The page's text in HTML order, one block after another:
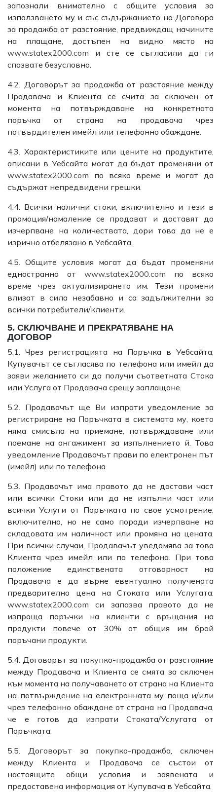
запознали внимателно с общите условия за
използването му и със съдържанието на Договора
за продажба от разстояние, предвиждащ начините
на плащане, достъпен на видно място на
www.statex2000.com и сте се съгласили да ги
спазвате безусловно.
4.2. Договорът за продажба от разстояние между
Продавача и Kлиента се счита за сключен от
момента на потвърждаване на конкретната
поръчка от страна на продавача чрез
потвърдителен имейл или телефонно обаждане.
4.3. Характеристиките или цените на продуктите,
описани в Уебсайта могат да бъдат промeняни от
www.statex2000.com по всяко време и могат да
съдържат непредвидени грешки.
4.4. Всички налични стоки, включително и тези в
промоция/намaление се продават и доставят до
изчерпване на количествата, дори това да не е
изрично отбелязано в Уебсайта.
4.5. Общите условия могат да бъдат променяни
едностранно от www.statex2000.com по всяко
време чрез актуализирането им. Тези промени
влизат в сила незабавно и са задължителни за
всички потребители/клиенти.
5. СКЛЮЧВАНЕ И ПРЕКРАТЯВАНЕ НА
ДОГОВОР
5.1. Чрез регистрацията на Поръчка в Уебсайта,
Купувачът се съгласява по телефона или имейл да
заяви желанието си да получи съответната Стока
или Услуга от Продавача срещу заплащане.
5.2. Продавачът ще Ви изпрати уведомление за
регистриране на Поръчката в системата му, което
няма смисъла на приемане, потвърждаване или
поемане на ангажимент за изпълнението й. Това
уведомление Продавачът прави по електронен път
(имейл) или по телефона.
5.3. Продавачът има правото да не достави част
или всички Стоки или да не изпълни част или
всички Услуги от Поръчката по свое усмотрение,
включително, но не само поради изчерпване на
складовата им наличност или промяна на цената.
При всички случаи, Продавачът уведомява за това
Клиента чрез имейл или по телефона. При това
положение единствената отговорност на
Продавача е да върне евентуално получената
предварително цена на Стоката или Услугата.
www.statex2000.com си запазва правото да не
изпраща поръчки на клиенти с връщания на
продукти повече от 30% от общия им брой
поръчани продукти.
5.4. Договорът за покупко-продажба от разстояние
между Продавача и Клиента се смята за сключен
към момента на получаването от страна на Клиента
на потвърждение на електронната му поща и/или
чрез телефонно обаждане от страна на Продавача,
че е готов да изпрати Стоката/Услугата от
Поръчката.
5.5. Договорът за покупко-продажба, сключен
между Клиента и Продавача се състои от
настоящите общи условия и заявената и
предоставена информация от Купувача в Уебсайта.